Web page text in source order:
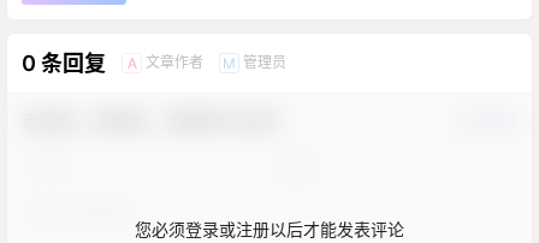
0 条回复 A 文章作者 M 管理员
您必须登录或注册以后才能发表评论